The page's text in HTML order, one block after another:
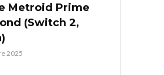
Metroid Prime
(Switch 2,
2025